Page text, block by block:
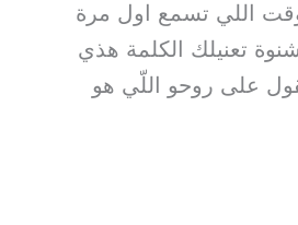
اللي تسمع اول مرة
تعنيلك الكلمة هذي
على روحو اللّي هو